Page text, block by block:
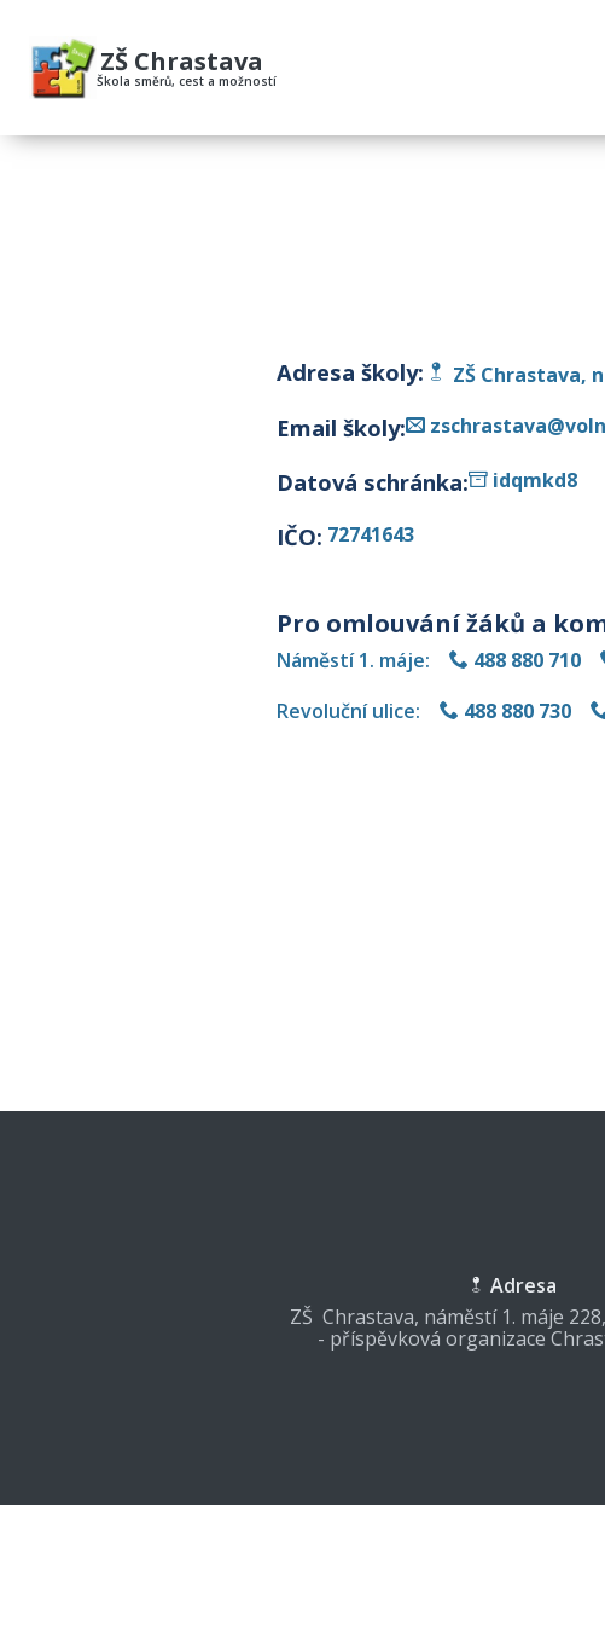
ZŠ Chrastava
Škola směrů, cest a možností
Adresa školy: ZŠ Chrastava,
Email školy:
Datová schránka: idqmkd8
IČO: 72741643
Pro omlouvání žáků a
Náměstí 1. máje: 488 880 710
Revoluční ulice:
488 880 730
Adresa
ZŠ Chrastava, náměstí 1. máje
- příspěvková organizace